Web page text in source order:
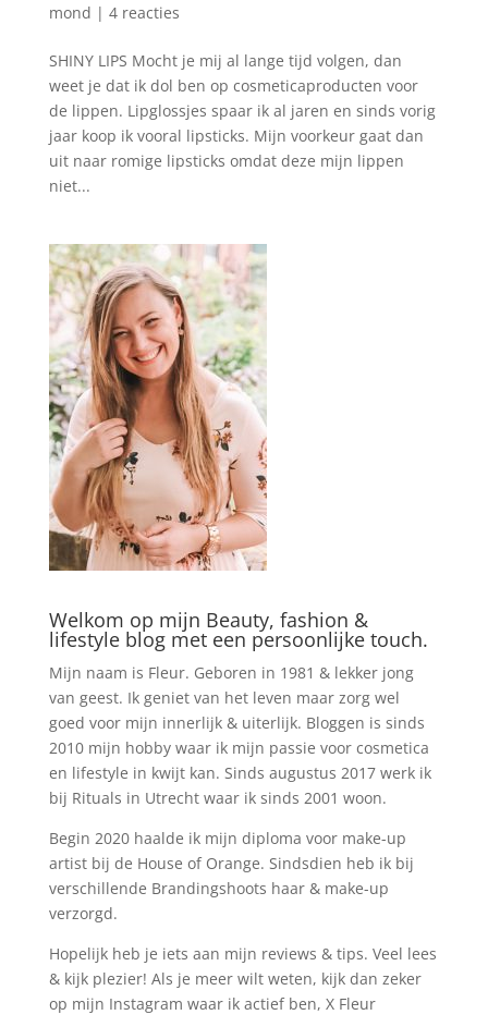
mond | 4 reacties
SHINY LIPS Mocht je mij al lange tijd volgen, dan
weet je dat ik dol ben op cosmeticaproducten voor
de lippen. Lipglossjes spaar ik al jaren en sinds vorig
jaar koop ik vooral lipsticks. Mijn voorkeur gaat dan
uit naar romige lipsticks omdat deze mijn lippen
niet...
Welkom op mijn Beauty, fashion &
lifestyle blog met een persoonlijke touch.
Mijn naam is Fleur. Geboren in 1981 & lekker jong
van geest. Ik geniet van het leven maar zorg wel
goed voor mijn innerlijk & uiterlijk. Bloggen is sinds
2010 mijn hobby waar ik mijn passie voor cosmetica
en lifestyle in kwijt kan. Sinds augustus 2017 werk ik
bij Rituals in Utrecht waar ik sinds 2001 woon.
Begin 2020 haalde ik mijn diploma voor make-up
artist bij de House of Orange. Sindsdien heb ik bij
verschillende Brandingshoots haar & make-up
verzorgd.
Hopelijk heb je iets aan mijn reviews & tips. Veel lees
& kijk plezier! Als je meer wilt weten, kijk dan zeker
op mijn Instagram waar ik actief ben, X Fleur